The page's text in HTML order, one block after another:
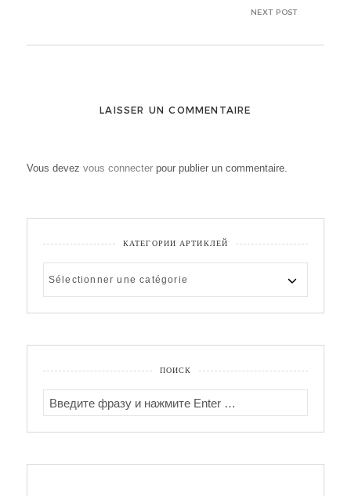
NEXT POST
LAISSER UN COMMENTAIRE
Vous devezvous connecter pour publier un commentaire.
КАТЕГОРИИ АРТИКЛЕЙ
АРТИКЛЕЙ
ПОИСК
FOR: